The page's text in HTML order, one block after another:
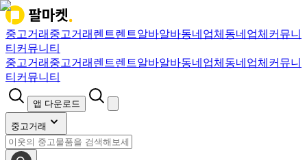
중고거래 중고거래 렌트렌트알바알바동네업체 동네업체 커뮤니
티 커뮤니티
중고거래 중고거래 렌트렌트알바알바동네업체 동네업체 커뮤니
티 커뮤니티
앱 다운로드
중고거래